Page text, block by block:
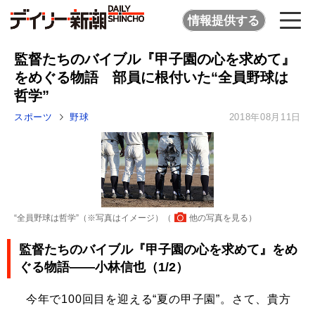
情報提供する
監督たちのバイブル『甲子園の心を求めて』
をめぐる物語 部員に根付いた“全員野球は
哲学”
スポーツ 野球 2018年08月11日
“全員野球は哲学”（※写真はイメージ）（ 他の写真を見る ）
監督たちのバイブル『甲子園の心を求めて』をめ
ぐる物語――小林信也（1/2）
今年で100回目を迎える“夏の甲子園”。さて、貴方